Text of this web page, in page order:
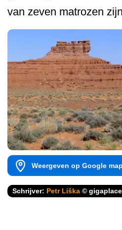
van zeven matrozen zijn
Weergeven op Google map
Schrijver: Petr Liška ©